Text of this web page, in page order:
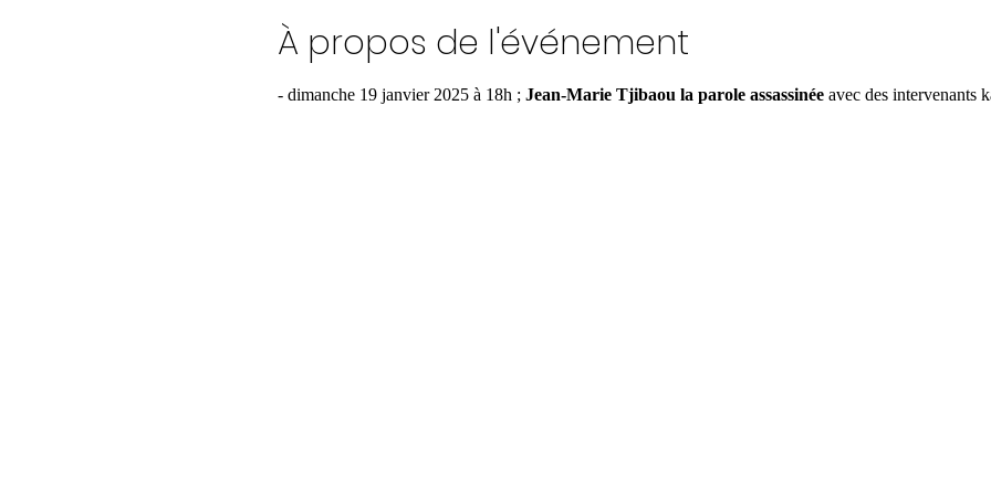
À propos de l'événement
- dimanche 19 janvier 2025 à 18h ; Jean-Marie Tjibaou la parole assassinée avec des intervenants